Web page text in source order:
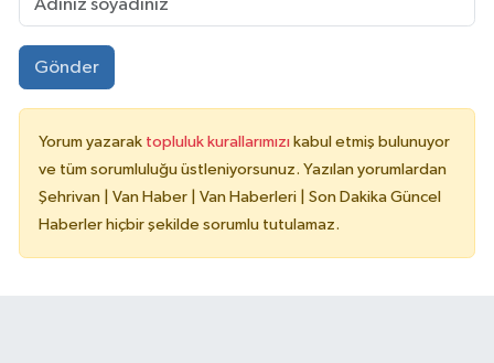
Gönder
Yorum yazarak topluluk kurallarımızı kabul etmiş bulunuyor
ve tüm sorumluluğu üstleniyorsunuz. Yazılan yorumlardan
Şehrivan | Van Haber | Van Haberleri | Son Dakika Güncel
Haberler hiçbir şekilde sorumlu tutulamaz.